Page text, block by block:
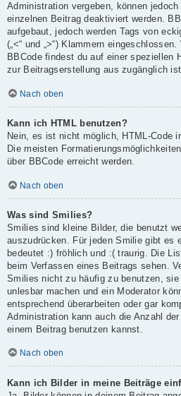
Administration vergeben, können
einzelnen Beitrag deaktiviert werden.
aufgebaut, jedoch werden Tags von
(„<“ und „>“) Klammern
BBCode findest du auf einer speziellen
zur Beitragserstellung aus zugänglich
Nach oben
Kann ich HTML benutzen?
Nein, es ist nicht möglich, HTML-Code
Die meisten
über BBCode erreicht werden.
Nach oben
Was sind Smilies?
Smilies sind kleine Bilder, die benutzt
auszudrücken. Für jeden Smilie gibt es
bedeutet :) fröhlich und :( traurig. Die
beim Verfassen eines Beitrags sehen.
Smilies nicht zu häufig zu benutzen, sie
unlesbar machen und ein Moderator
entsprechend überarbeiten oder gar
Administration kann auch die Anzahl
einem Beitrag benutzen kannst.
Nach oben
Kann ich Bilder in meine Beiträge